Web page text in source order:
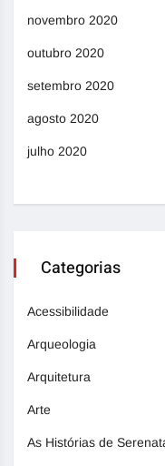
novembro 2020
outubro 2020
setembro 2020
agosto 2020
julho 2020
Categorias
Acessibilidade
Arqueologia
Arquitetura
Arte
As Histórias de